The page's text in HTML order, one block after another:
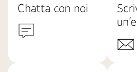
Chatta con noi